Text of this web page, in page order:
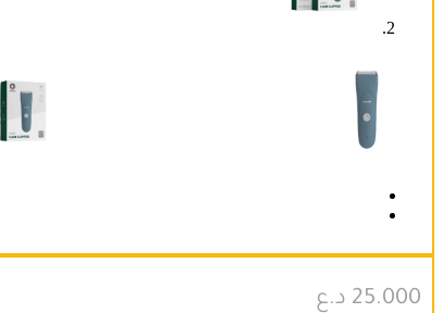
25.000 د.ع